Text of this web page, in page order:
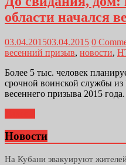
области начался
03.04.201503.04.2015 0
весенний призыв, новости,
Более 5 тыс. человек
срочной воинской службы из
весеннего призыва 2015 года.
Новости
На Кубани эвакуируют